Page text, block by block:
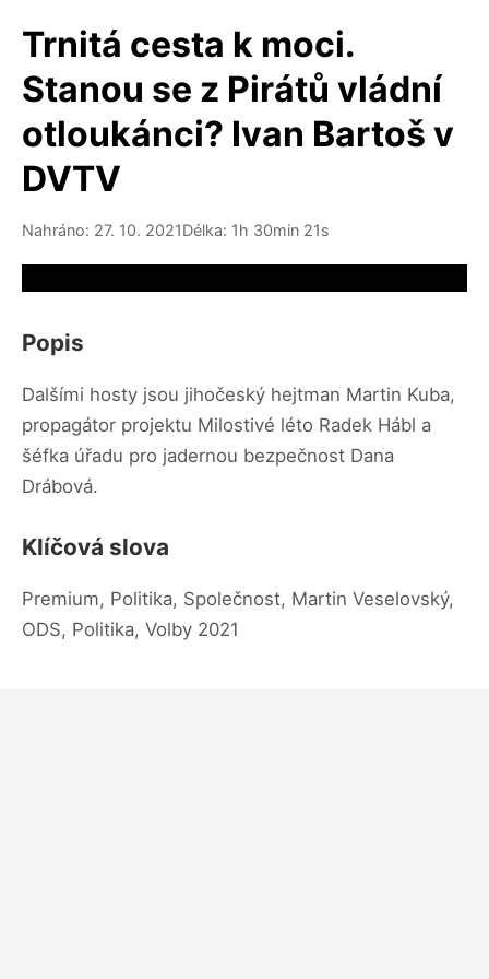
Trnitá cesta k moci.
Stanou se z Pirátů vládní
otloukánci? Ivan Bartoš v
DVTV
Nahráno: 27. 10. 2021Délka: 1h 30min 21s
Popis
Dalšími hosty jsou jihočeský hejtman Martin Kuba,
propagátor projektu Milostivé léto Radek Hábl a
šéfka úřadu pro jadernou bezpečnost Dana
Drábová.
Klíčová slova
Premium, Politika, Společnost, Martin Veselovský,
ODS, Politika, Volby 2021